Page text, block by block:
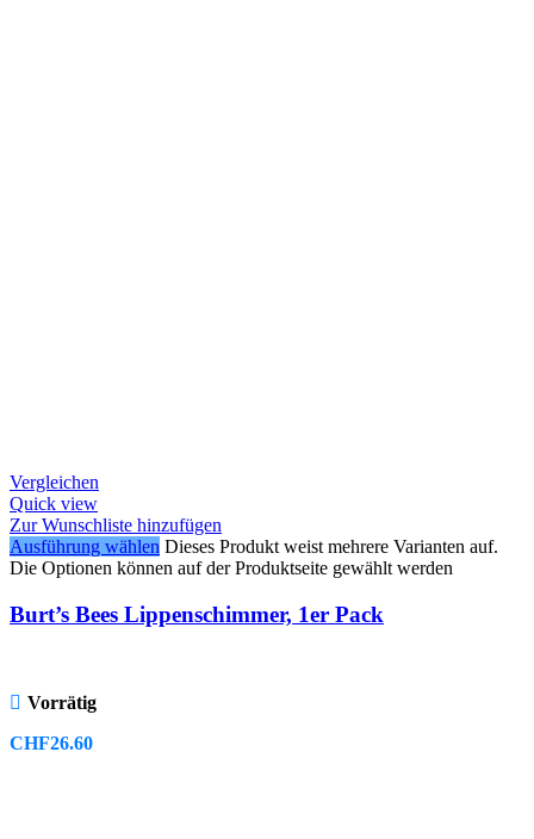
Vergleichen
Quick view
Zur Wunschliste hinzufügen
Ausführung wählen Dieses Produkt weist mehrere Varianten auf.
Die Optionen können auf der Produktseite gewählt werden
Burt’s Bees Lippenschimmer, 1er Pack
Vorrätig
CHF26.60